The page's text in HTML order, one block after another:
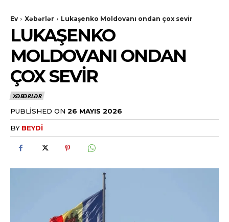
Ev Xəbərlər Lukaşenko Moldovanı ondan çox sevir
LUKAŞENKO
MOLDOVANI ONDAN
ÇOX SEVIR
XƏBƏRLƏR
PUBLISHED ON 26 MAYIS 2026
BY BEYDI